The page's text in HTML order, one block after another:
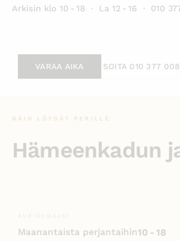
Arkisin klo 10 - 18 · La 12 - 16 · 010
VARAA AIKA SOITA 010 377
NÄIN LÖYDÄT PERILLE
Hämeenkadun
Maanantaista perjantaihin10 - 18